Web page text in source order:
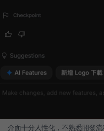
介面十分人性化，不熟悉開發